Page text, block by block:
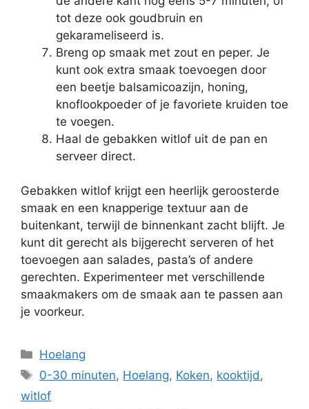
tot deze ook goudbruin en
gekarameliseerd is.
Breng op smaak met zout en peper. Je
kunt ook extra smaak toevoegen door
een beetje balsamicoazijn, honing,
knoflookpoeder of je favoriete kruiden toe
te voegen.
Haal de gebakken witlof uit de pan en
serveer direct.
Gebakken witlof krijgt een heerlijk geroosterde
smaak en een knapperige textuur aan de
buitenkant, terwijl de binnenkant zacht blijft. Je
kunt dit gerecht als bijgerecht serveren of het
toevoegen aan salades, pasta’s of andere
gerechten. Experimenteer met verschillende
smaakmakers om de smaak aan te passen aan
je voorkeur.
Hoelang
0-30 minuten, Hoelang, Koken, kooktijd,
witlof